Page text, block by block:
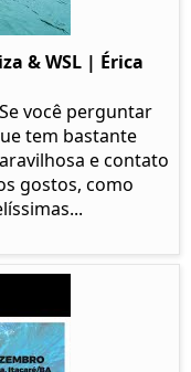
& WSL | Érica
você perguntar
tem bastante
e contato
gostos, como